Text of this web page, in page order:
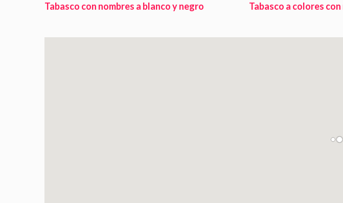
Tabasco con nombres a blanco y negro Tabasco a colores